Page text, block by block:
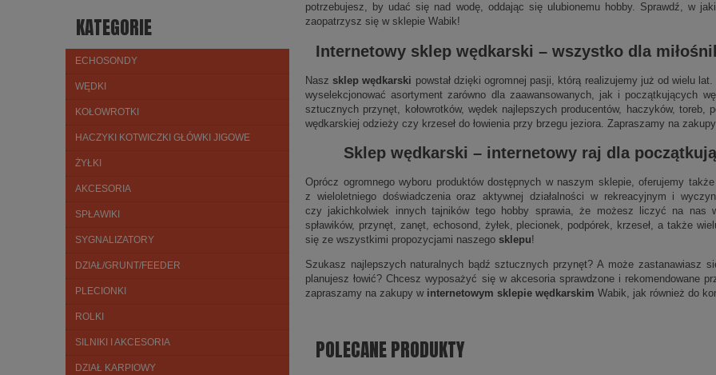
KATEGORIE
ECHOSONDY
WĘDKI
KOŁOWROTKI
HACZYKI KOTWICZKI GŁÓWKI JIGOWE
ŻYŁKI
AKCESORIA
SPŁAWIKI
SYGNALIZATORY
DZIAŁ/GRUNT/FEEDER
PLECIONKI
ROLKI
SILNIKI I AKCESORIA
DZIAŁ KARPIOWY
potrzebujesz, by udać się nad wodę, oddając się ulubionemu hobby. Sprawdź, w
zaopatrzysz się w sklepie Wabik!
Internetowy sklep wędkarski – wszystko dla
Naszsklep wędkarski powstał dzięki ogromnej pasji, którą realizujemy już od wielu
wyselekcjonować asortyment zarówno dla zaawansowanych, jak i początkujących
sztucznych przynęt, kołowrotków, wędek najlepszych producentów, haczyków, toreb,
wędkarskiej odzieży czy krzeseł do łowienia przy brzegu jeziora. Zapraszamy na
Sklep wędkarski – internetowyraj dla
Oprócz ogromnego wyboru produktów dostępnych w naszym sklepie, oferujemy
z wieloletniego doświadczenia oraz aktywnej działalności w rekreacyjnym i
czy jakichkolwiek innych tajników tego hobby sprawia, że możesz liczyć na nas
spławików, przynęt, zanęt, echosond, żyłek, plecionek, podpórek, krzeseł, a także
się ze wszystkimi propozycjami naszego sklepu!
Szukasz najlepszych naturalnych bądź sztucznych przynęt? A może zastanawiasz
planujesz łowić? Chcesz wyposażyć się w akcesoria sprawdzone i rekomendowane
zapraszamy na zakupy w internetowym sklepie wędkarskim Wabik, jak również do
POLECANE PRODUKTY